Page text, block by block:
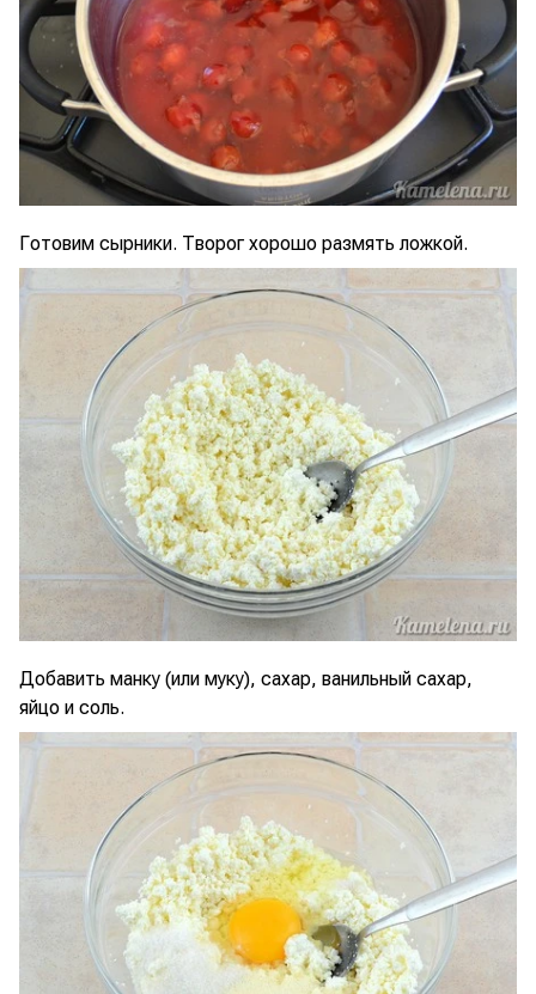
Готовим сырники. Творог хорошо размять ложкой.
Добавить манку (или муку), сахар, ванильный сахар,
яйцо и соль.